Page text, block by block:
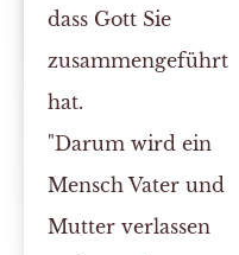
dass Gott Sie
zusammengeführt
hat.
"Darum wird ein
Mensch Vater und
Mutter verlassen